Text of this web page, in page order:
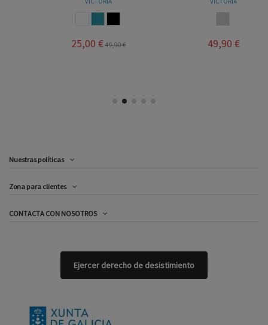
25,00 € 49,90 € 49,90 €
Nuestras políticas
Zona para clientes
CONTACTA CON NOSOTROS
Ejercer derecho de desistimiento